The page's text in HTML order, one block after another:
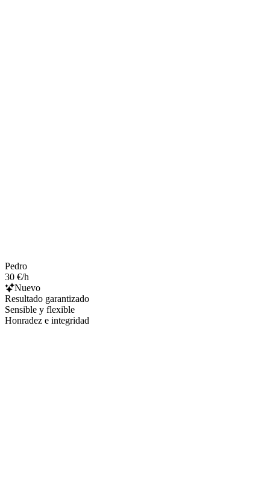
Pedro
30 €/h
Nuevo
Resultado garantizado
Sensible y flexible
Honradez e integridad